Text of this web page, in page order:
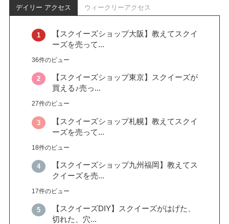
デイリー アクセス ウィークリーアクセス
【スクイーズショップ大阪】教えてスクイ
ーズを売って...
36件のビュー
【スクイーズショップ東京】スクイーズが
買える♪売っ...
27件のビュー
【スクイーズショップ札幌】教えてスクイ
ーズを売って...
18件のビュー
【スクイーズショップ九州福岡】教えてス
クイーズを売...
17件のビュー
【スクイーズDIY】スクイーズがはげた、
切れた、穴...